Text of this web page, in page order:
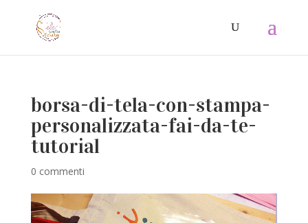
borsa-di-tela-con-stampa-
personalizzata-fai-da-te-
tutorial
0 commenti